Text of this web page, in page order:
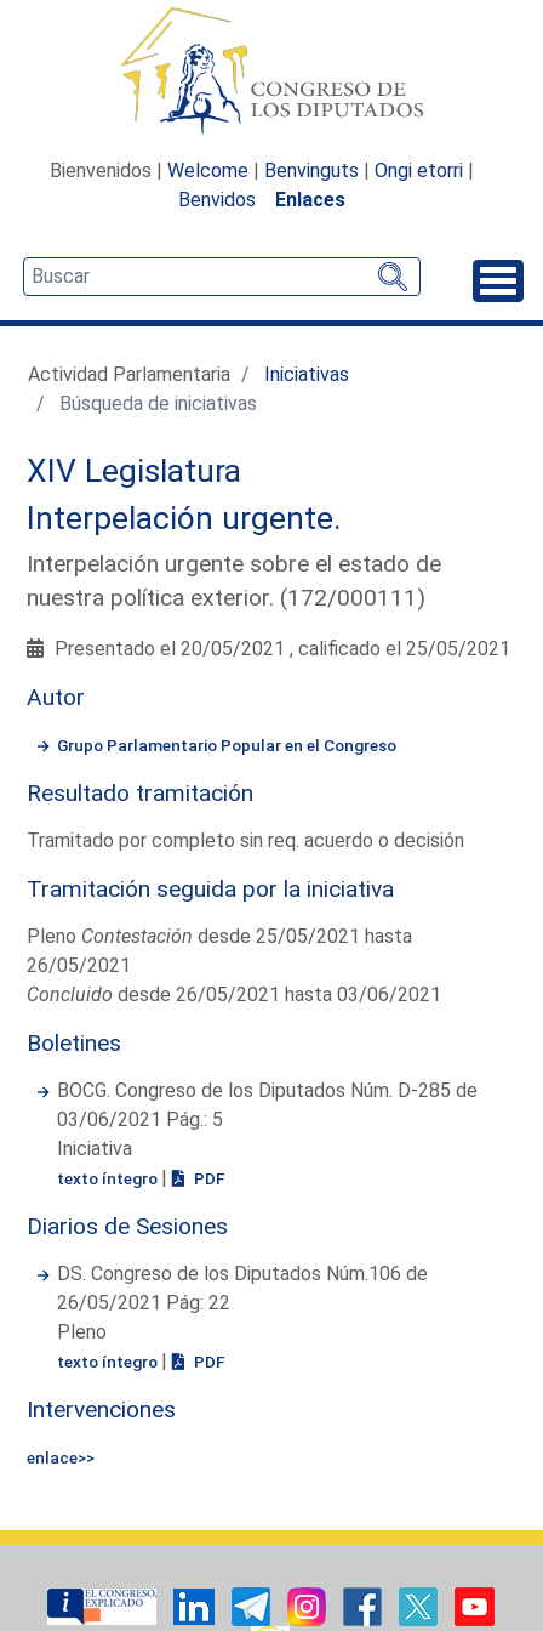
Bienvenidos | Welcome | Benvinguts | Ongi etorri |
Benvidos
Enlaces
Actividad Parlamentaria
Iniciativas
Búsqueda de iniciativas
XIV Legislatura
Interpelación urgente.
Interpelación urgente sobre el estado de
nuestra política exterior. (172/000111)
Presentado el 20/05/2021 , calificado el 25/05/2021
Autor
Grupo Parlamentario Popular en el Congreso
Resultado tramitación
Tramitado por completo sin req. acuerdo o decisión
Tramitación seguida por la iniciativa
Pleno Contestación desde 25/05/2021 hasta
26/05/2021
Concluido desde 26/05/2021 hasta 03/06/2021
Boletines
BOCG. Congreso de los Diputados Núm. D-285 de
03/06/2021 Pág.: 5
Iniciativa
texto íntegro | PDF
Diarios de Sesiones
DS. Congreso de los Diputados Núm.106 de
26/05/2021 Pág: 22
Pleno
texto íntegro | PDF
Intervenciones
enlace>>